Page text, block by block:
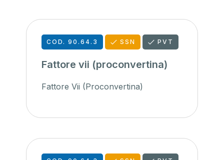
COD. 90.64.3 SSN PVT
Fattore vii (proconvertina)
Fattore Vii (Proconvertina)